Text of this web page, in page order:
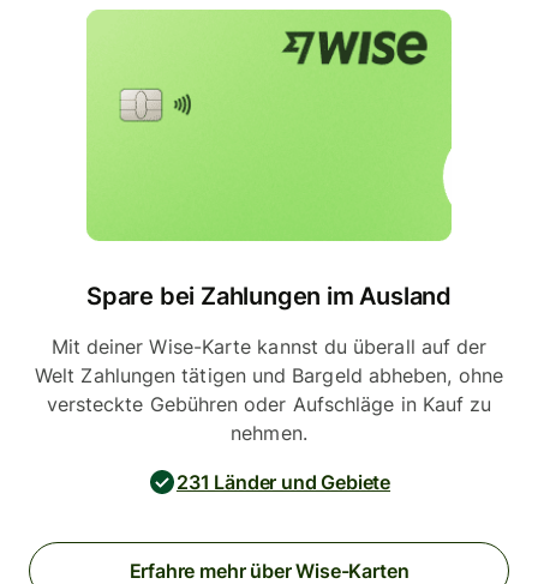
Spare bei Zahlungen im Ausland
Mit deiner Wise-Karte kannst du überall auf der
Welt Zahlungen tätigen und Bargeld abheben, ohne
versteckte Gebühren oder Aufschläge in Kauf zu
nehmen.
231 Länder und Gebiete
Erfahre mehr über Wise-Karten